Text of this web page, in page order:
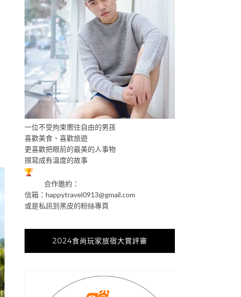
一位不受拘束嚮往自由的男孩
喜歡美食、喜歡旅遊
更喜歡把眼前的最美的人事物
撰寫成有溫度的故事
合作邀約：
信箱： happytravel0913@gmail.com
或是私訊到黑皮的粉絲專頁
2024食尚玩家旅宿大賞評審